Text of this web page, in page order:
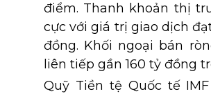
điểm. Thanh khoản thị
cực với giá trị giao dịch
đồng. Khối ngoại bán
liên tiếp gần 160 tỷ đồng
Quỹ Tiền tệ Quốc tế